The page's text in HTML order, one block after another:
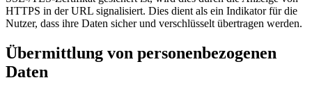
HTTPS in der URL signalisiert. Dies dient als ein Indikator für die
Nutzer, dass ihre Daten sicher und verschlüsselt übertragen werden.
Übermittlung von personenbezogenen
Daten